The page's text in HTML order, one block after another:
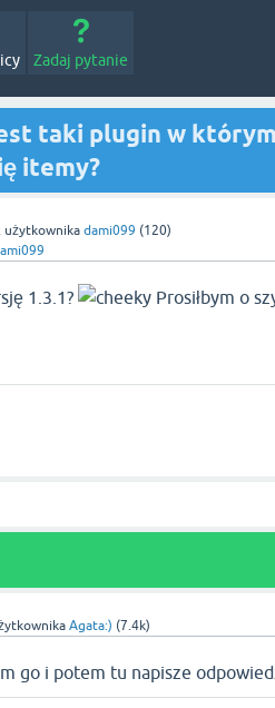
Zadaj pytanie
taki plugin w
itemy?
użytkownika dami099 (120)
1.3.1? Prosiłbym o
Agata:) (7.4k)
go i potem tu napisze